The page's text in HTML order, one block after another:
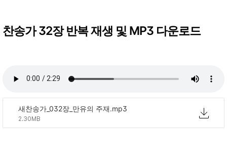
찬송가 32장 반복 재생 및 MP3 다운로드
새찬송가_032장_만유의 주재.mp3
2.30MB